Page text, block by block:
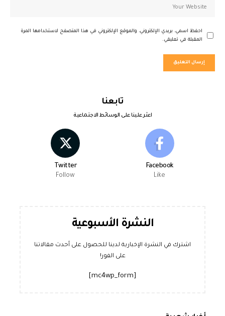
احفظ اسمي، بريدي الإلكتروني، والموقع الإلكتروني في هذا المتصفح لاستخدامها المرة
المقبلة في تعليقي.
تابعنا
اعثر علينا على الوسائط الاجتماعية
Facebook
Like
Twitter
Follow
النشرة الأسبوعية
اشترك في النشرة الإخبارية لدينا للحصول على أحدث مقالاتنا
على الفور!